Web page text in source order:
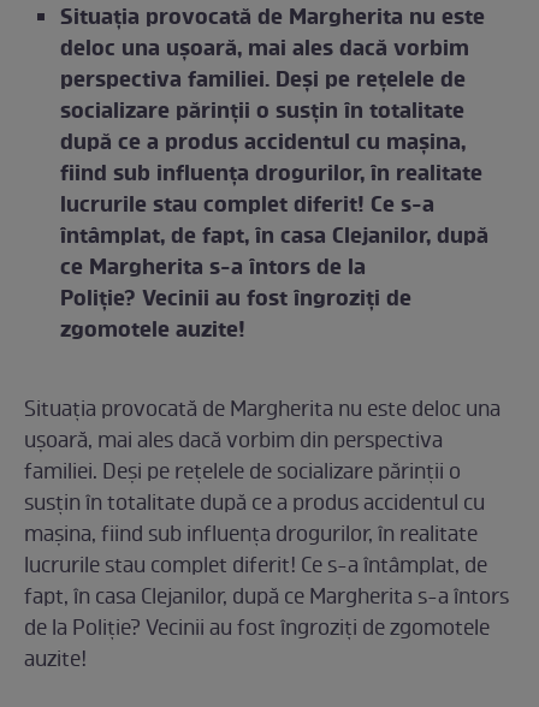
Situația provocată de Margherita nu este
deloc una ușoară, mai ales dacă vorbim
perspectiva familiei. Deși pe rețelele de
socializare părinții o susțin în totalitate
după ce a produs accidentul cu mașina,
fiind sub influența drogurilor, în realitate
lucrurile stau complet diferit! Ce s-a
întâmplat, de fapt, în casa Clejanilor, după
ce Margherita s-a întors de la
Poliție? Vecinii au fost îngroziți de
zgomotele auzite!
Situația provocată de Margherita nu este deloc una
ușoară, mai ales dacă vorbim din perspectiva
familiei. Deși pe rețelele de socializare părinții o
susțin în totalitate după ce a produs accidentul cu
mașina, fiind sub influența drogurilor, în realitate
lucrurile stau complet diferit! Ce s-a întâmplat, de
fapt, în casa Clejanilor, după ce Margherita s-a întors
de la Poliție? Vecinii au fost îngroziți de zgomotele
auzite!